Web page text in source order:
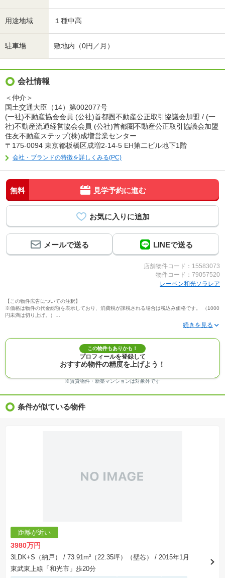
用途地域 １種中高
駐車場 敷地内（0円／月）
会社情報
＜仲介＞
国土交通大臣（14）第002077号
(一社)不動産協会会員 (公社)首都圏不動産公正取引協議会加盟 / (一
社)不動産流通経営協会会員 (公社)首都圏不動産公正取引協議会加盟
住友不動産ステップ(株)成増営業センター
〒175-0094 東京都板橋区成増2-14-5 EH第二ビル地下1階
会社・ブランドの特徴を詳しくみる(PC)
無料 見学予約に進む
メールで送る LINEで送る
店舗物件コード：15583073
物件コード：79057520
レーベン和光ソラレア
【この物件広告についての注釈】
※価格は物件の代金総額を表示しており、消費税が課税される場合は税込み価格です。 （1000
円未満は切り上げ。）
※写真に写っている、またはパース（絵）や間取り図に描かれている家具や車などは、特にコ
※建築条件付き土地価格には、建物価格は含まれません。
※物件情報は、原則として情報提供日の２日前に最終確認した情報です。
※完成予想図はいずれも外構、植栽、外観等実際のものとは多少異なることがあります。
※モデルルーム・モデルハウス・展示場・ショールームの画像の場合、今回販売の物件と異な
※ＣＧ合成の画像の場合、実際とは多少異なる場合があります。
※物件特徴：販売戸数が複数の物件は、全ての住戸に該当しない項目もあります。
※価格更新：物件価格が変更された日から１週間表示されます。
ことを条件として売買される土地のことをいいます。建築請負契約成立に向けて設計プランを
※「本体価格」とは、課税対象物件においては「消費税を除いた建物価格」と「土地価格」の
合計額を指します。
表示されておりません。
※取引にかかる費用：物件の契約手続き、決済、引き渡し時にかかる費用を表示しています。
不動産会社によって表記有無が異なるため、ご自身で十分な確認をしていただくようにお願い
いたします。
この物件もありかも！
プロフィールを登録して
おすすめ物件の精度を上げよう！
※賃貸物件・新築マンションは対象外です
条件が似ている物件
距離が近い
3980万円
3LDK+S（納戸） / 73.91m²（22.35坪）（壁芯）
/ 2015年1月
東武東上線「和光市」歩20分